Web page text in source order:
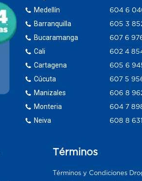
Medellín
Barranquilla
Bucaramanga
Cali
Cartagena
Cúcuta
Manizales
Monteria
Neiva
604 6
605 3
607 6
602 4
605 6
607 5 956
606 8
604 7
608 8
Términos
Términos y Condiciones